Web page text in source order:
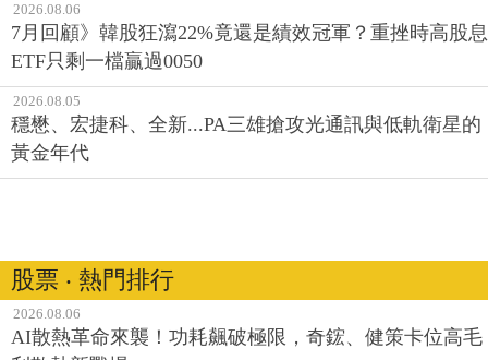
2026.08.06
7月回顧》韓股狂瀉22%竟還是績效冠軍？重挫時高股息
ETF只剩一檔贏過0050
2026.08.05
穩懋、宏捷科、全新...PA三雄搶攻光通訊與低軌衛星的
黃金年代
股票 ‧ 熱門排行
2026.08.06
AI散熱革命來襲！功耗飆破極限，奇鋐、健策卡位高毛